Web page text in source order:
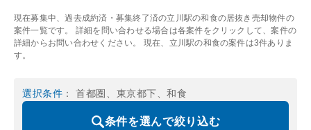
現在募集中、過去成約済・募集終了済の立川駅の和食の居抜き売却物件の
案件一覧です。 詳細を問い合わせる場合は各案件をクリックして、案件の
詳細からお問い合わせください。 現在、立川駅の和食の案件は3件ありま
す。
選択条件 ： 首都圏、東京都下、和食
条件を選んで絞り込む